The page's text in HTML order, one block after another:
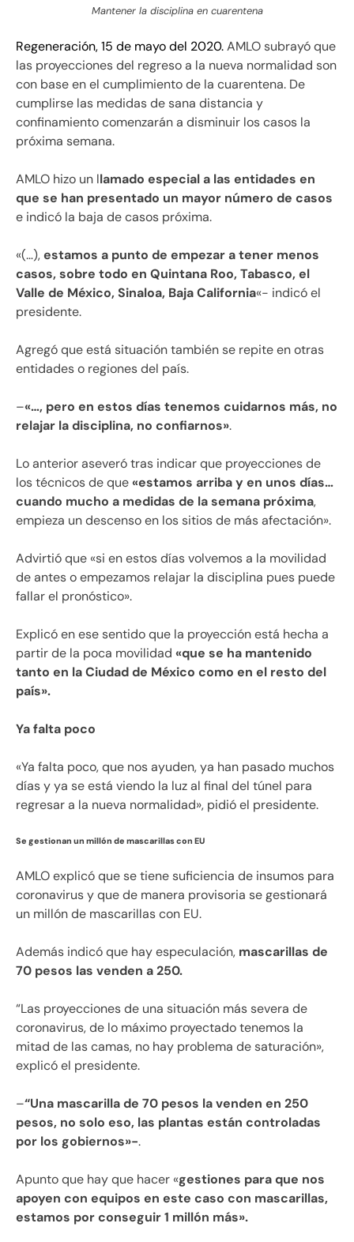
Mantener la disciplina en cuarentena
Regeneración, 15 de mayo del 2020.AMLO subrayó que
las proyecciones del regreso a la nueva normalidad son
con base en el cumplimiento de la cuarentena. De
cumplirse las medidas de sana distancia y
confinamiento comenzarán a disminuir los casos la
próxima semana.
AMLO hizo un llamado especial a las entidades en
que se han presentado un mayor número de casos
e indicó la baja de casos próxima.
«(…),estamos a punto de empezar a tener menos
casos, sobre todo en Quintana Roo, Tabasco, el
Valle de México, Sinaloa, Baja California«- indicó el
presidente.
Agregó que está situación también se repite en otras
entidades o regiones del país.
–«…, pero en estos días tenemos cuidarnos más, no
relajar la disciplina, no confiarnos».
Lo anterior aseveró tras indicar que proyecciones de
los técnicos de que«estamos arriba y en unos días…
cuando mucho a medidas de la semana próxima,
empieza un descenso en los sitios de más afectación».
Advirtió que «si en estos días volvemos a la movilidad
de antes o empezamos relajar la disciplina pues puede
fallar el pronóstico».
Explicó en ese sentido que la proyección está hecha a
partir de la poca movilidad «que se ha mantenido
tanto en la Ciudad de México como en el resto del
país».
Ya falta poco
«Ya falta poco, que nos ayuden, ya han pasado muchos
días y ya se está viendo la luz al final del túnel para
regresar a la nueva normalidad», pidió el presidente.
Se gestionan un millón de mascarillas con EU
AMLO explicó que se tiene suficiencia de insumos para
coronavirus y que de manera provisoria se gestionará
un millón de mascarillas con EU.
Además indicó que hay especulación, mascarillas de
70 pesos las venden a 250.
“Las proyecciones de una situación más severa de
coronavirus, de lo máximo proyectado tenemos la
mitad de las camas, no hay problema de saturación»,
explicó el presidente.
–“Una mascarilla de 70 pesos la venden en 250
pesos, no solo eso, las plantas están controladas
por los gobiernos»-.
Apunto que hay que hacer «gestiones para que nos
apoyen con equipos en este caso con mascarillas,
estamos por conseguir 1 millón más».